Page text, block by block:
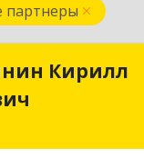
партнеры
Кирилл
Кирилл